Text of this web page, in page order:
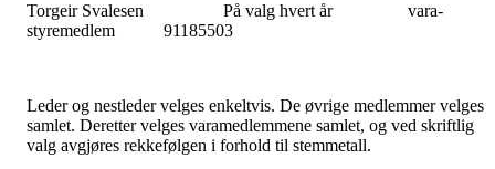
Torgeir Svalesen På valg hvert år vara-
styremedlem 91185503
Leder og nestleder velges enkeltvis. De øvrige medlemmer velges
samlet. Deretter velges varamedlemmene samlet, og ved skriftlig
valg avgjøres rekkefølgen i forhold til stemmetall.